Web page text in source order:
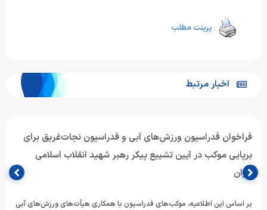
پرینت مطلب
اخبار مرتبط
فراخوان فدراسیون ورزش‌های آبی و فدراسیون نجات‌غریق برای
برپایی موکب در آیین تشییع پیکر رهبر شهید انقلاب اسلامی
ایران
بر اساس این اطلاعیه، موکب‌های فدراسیون با همکاری هیأت‌های ورزش‌های آبی